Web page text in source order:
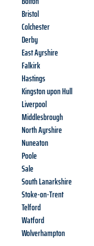
Bristol
Colchester
Derby
East Ayrshire
Falkirk
Hastings
Kingston upon Hull
Liverpool
Middlesbrough
North Ayrshire
Nuneaton
Poole
Sale
South Lanarkshire
Stoke-on-Trent
Telford
Watford
Wolverhampton